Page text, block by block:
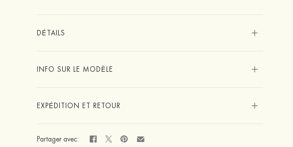
DÉTAILS
INFO SUR LE MODÈLE
EXPÉDITION ET RETOUR
Partager avec: